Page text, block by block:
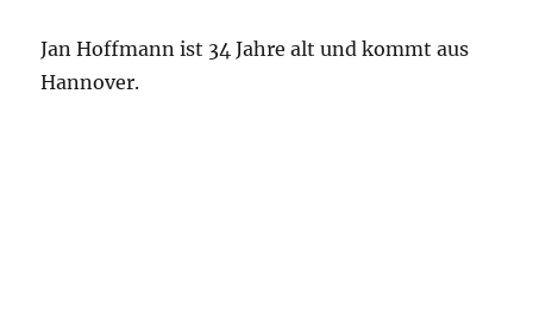
Jan Hoffmann ist 34 Jahre alt und kommt aus
Hannover.